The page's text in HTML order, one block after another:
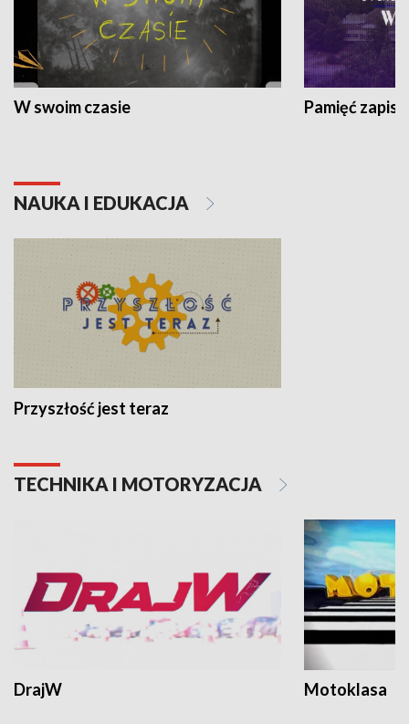
W swoim czasie Pamięć
NAUKA I EDUKACJA
Przyszłość jest teraz
TECHNIKA I MOTORYZACJA
DrajW Motoklasa